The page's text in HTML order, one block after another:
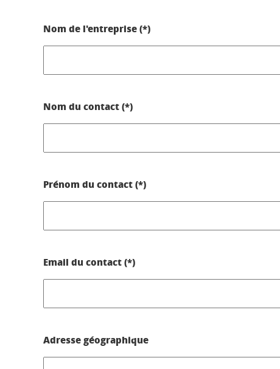
Nom de l'entreprise (*)
Nom du contact (*)
Prénom du contact (*)
Email du contact (*)
Adresse géographique